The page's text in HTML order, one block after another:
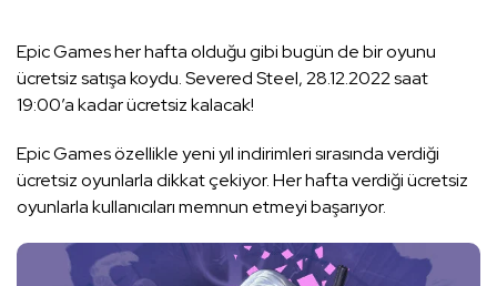
Epic Games her hafta olduğu gibi bugün de bir oyunu
ücretsiz satışa koydu. Severed Steel, 28.12.2022 saat
19:00’a kadar ücretsiz kalacak!
Epic Games özellikle yeni yıl indirimleri sırasında verdiği
ücretsiz oyunlarla dikkat çekiyor. Her hafta verdiği ücretsiz
oyunlarla kullanıcıları memnun etmeyi başarıyor.